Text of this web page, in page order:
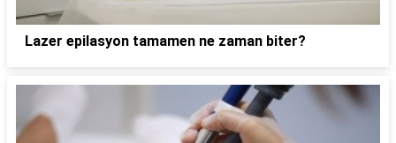
Lazer epilasyon tamamen ne zaman biter?